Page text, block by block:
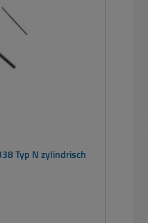
Typ N zylindrisch